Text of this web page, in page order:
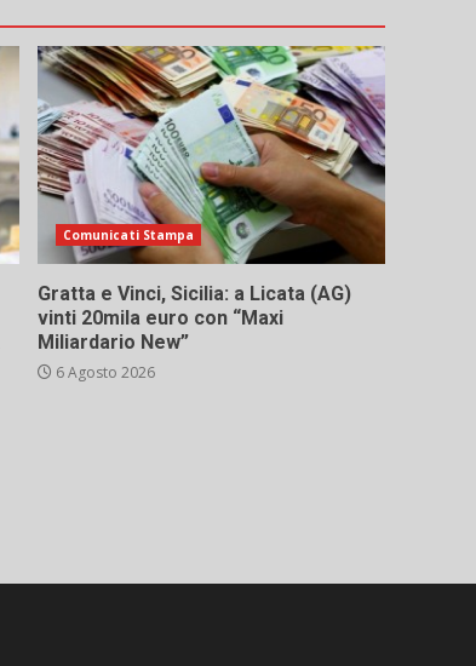
Comunicati Stampa
Gratta e Vinci, Sicilia: a Licata (AG)
vinti 20mila euro con “Maxi
Miliardario New”
6 Agosto 2026